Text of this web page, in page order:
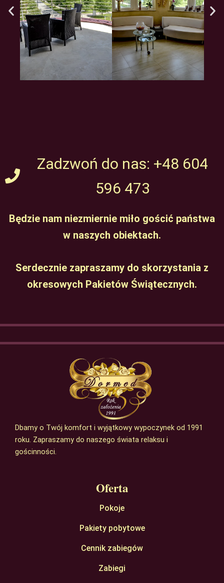
Zadzwoń do nas: +48 604
596 473
Będzie nam niezmiernie miło gościć państwa
w naszych obiektach.
Serdecznie zapraszamy do skorzystania z
okresowych Pakietów Świątecznych.
Dbamy o Twój komfort i wyjątkowy wypoczynek od 1991
roku. Zapraszamy do naszego świata relaksu i
gościnności.
Oferta
Pokoje
Pakiety pobytowe
Cennik zabiegów
Zabiegi